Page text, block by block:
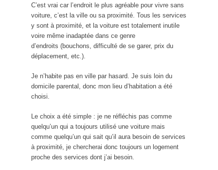
C’est vrai car l’endroit le plus agréable pour vivre sans
voiture, c’est la ville ou sa proximité. Tous les services
y sont à proximité, et la voiture est totalement inutile
voire même inadaptée dans ce genre
d’endroits (bouchons, difficulté de se garer, prix du
déplacement, etc.).
Je n’habite pas en ville par hasard. Je suis loin du
domicile parental, donc mon lieu d’habitation a été
choisi.
Le choix a été simple : je ne réfléchis pas comme
quelqu’un qui a toujours utilisé une voiture mais
comme quelqu’un qui sait qu’il aura besoin de services
à proximité, je chercherai donc toujours un logement
proche des services dont j’ai besoin.